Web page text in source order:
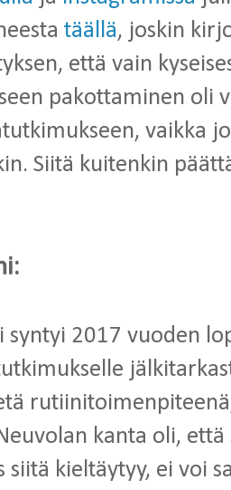
täällä, joskin
että vain
pakottaminen oli
vaikka
Siitä kuitenkin
syntyi 2017 vuoden
kanta oli,
siitä kieltäytyy, ei voi